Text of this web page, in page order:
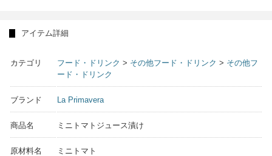
アイテム詳細
カテゴリ フード・ドリンク > その他フード・ドリンク > その他フ
ード・ドリンク
ブランド La Primavera
商品名 ミニトマトジュース漬け
原材料名 ミニトマト